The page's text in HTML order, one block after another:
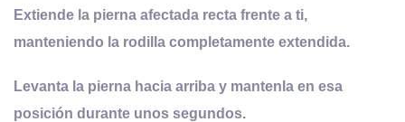
Extiende la pierna afectada recta frente a ti,
manteniendo la rodilla completamente extendida.
Levanta la pierna hacia arriba y mantenla en esa
posición durante unos segundos.